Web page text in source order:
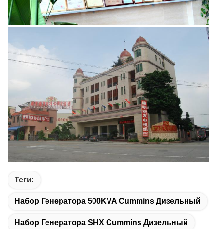
Теги:
Набор Генератора 500KVA Cummins Дизельный
Набор Генератора SHX Cummins Дизельный